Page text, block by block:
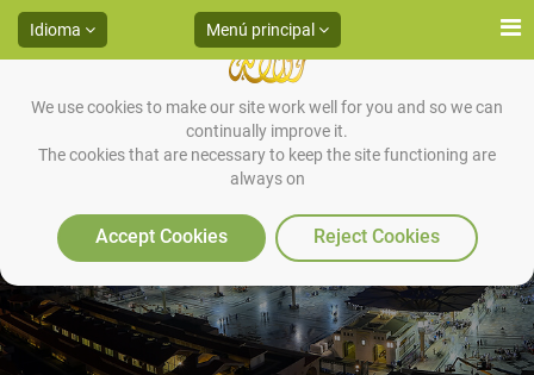
We use cookies to make our site work well for you and so we can
continually improve it.
The cookies that are necessary to keep the site functioning are
always on
Accept Cookies Reject Cookies
Idioma Menú principal
Artículos ( )